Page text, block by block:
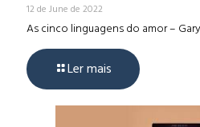
12 de June de 2022
As cinco linguagens do amor –
Ler mais